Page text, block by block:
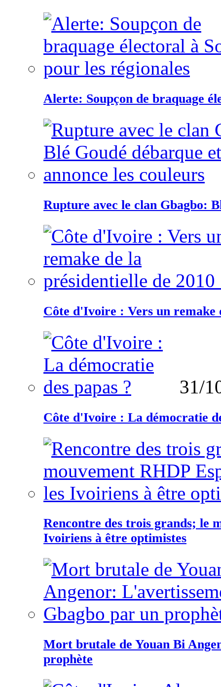
Alerte: Soupçon de braquage
Rupture avec le clan Gbagbo:
Côte d'Ivoire : Vers un remake
31/
Côte d'Ivoire : La démocratie
Rencontre des trois grands; le
Ivoiriens à être optimistes
Mort brutale de Youan Bi
prophète